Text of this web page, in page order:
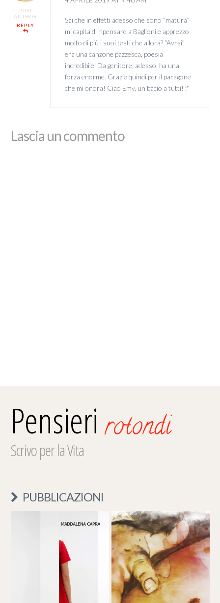
POST
AUTHOR
REPLY
Sai che in effetti adesso che sono “matura”
mi capita di ripensare a Baglioni e apprezzo
molto di più i suoi testi che allora? “Avrai”
era una canzone pazzesca, poesia
incredibile. Da genitore, adesso, ha una
forza enorme. Grazie quindi per il paragone
che mi onora! Ciao Emy, un bacio a tutti! :*
Lascia un commento
Pensierirotondi
Scrivo per la Vita
PUBBLICAZIONI